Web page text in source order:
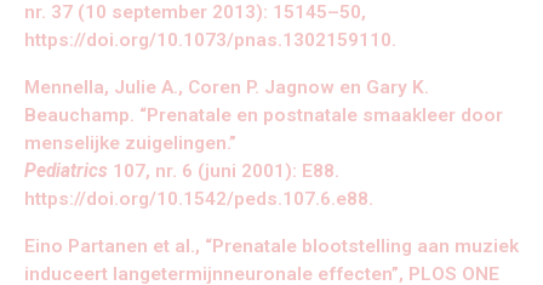
nr. 37 (10 september 2013): 15145–50,
https://doi.org/10.1073/pnas.1302159110.
Mennella, Julie A., Coren P. Jagnow en Gary K.
Beauchamp. “Prenatale en postnatale smaakleer door
menselijke zuigelingen.”
Pediatrics 107, nr. 6 (juni 2001): E88.
https://doi.org/10.1542/peds.107.6.e88.
Eino Partanen et al., “Prenatale blootstelling aan muziek
induceert langetermijnneuronale effecten”, PLOS ONE